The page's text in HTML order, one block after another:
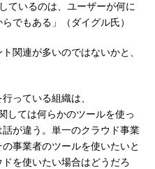
ているのは、ユーザーが何に
でもある」（ダイグル氏）
関連が多いのではないかと、
っている組織は、
しては何らかのツールを使っ
が違う。単一のクラウド事業
事業者のツールを使いたいと
を使いたい場合はどうだろ